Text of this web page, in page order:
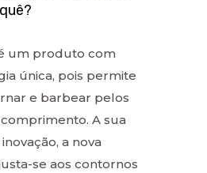
um produto com
única, pois permite
e barbear pelos
A sua
a nova
se aos contornos